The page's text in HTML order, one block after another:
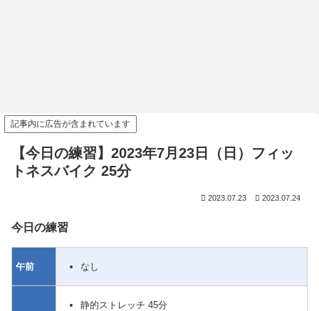
記事内に広告が含まれています
【今日の練習】2023年7月23日（日）フィッ
トネスバイク 25分
2023.07.23 2023.07.24
今日の練習
午前 なし
静的ストレッチ 45分